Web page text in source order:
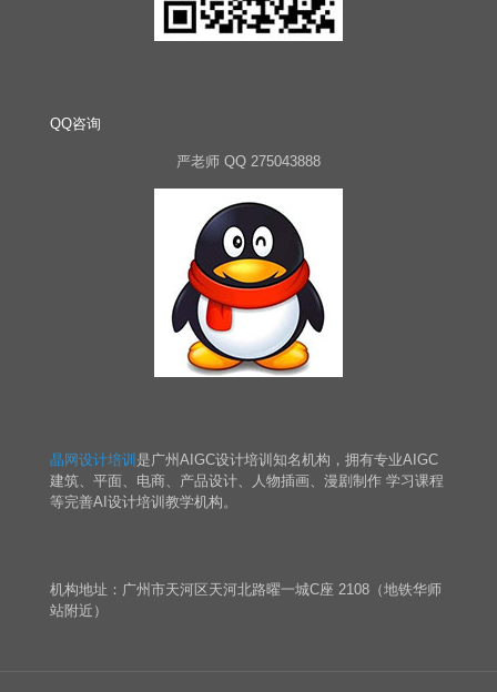
QQ咨询
严老师 QQ 275043888
晶网设计培训 是广州AIGC设计培训知名机构，拥有专业AIGC
建筑、平面、电商、产品设计、人物插画、漫剧制作 学习课程
等完善AI设计培训教学机构。
机构地址：广州市天河区天河北路曜一城C座 2108（地铁华师
站附近）